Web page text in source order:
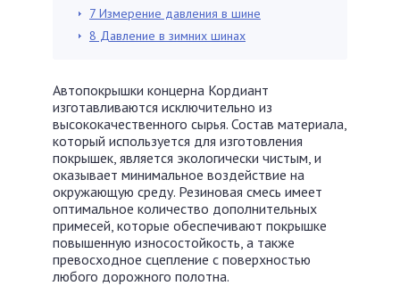
7 Измерение давления в шине
8 Давление в зимних шинах
Автопокрышки концерна Кордиант
изготавливаются исключительно из
высококачественного сырья. Состав материала,
который используется для изготовления
покрышек, является экологически чистым, и
оказывает минимальное воздействие на
окружающую среду. Резиновая смесь имеет
оптимальное количество дополнительных
примесей, которые обеспечивают покрышке
повышенную износостойкость, а также
превосходное сцепление с поверхностью
любого дорожного полотна.